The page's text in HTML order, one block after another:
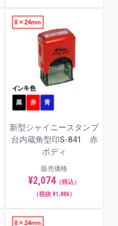
新型シャイニースタンプ
台内蔵角型印S-841 赤
ボディ
販売価格
¥2,074 （税込）
（税抜 ¥1,886）